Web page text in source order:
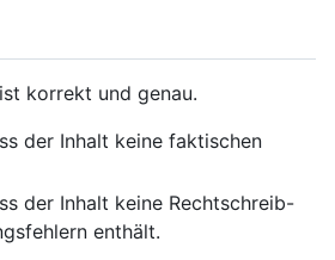
korrekt und genau.
der Inhalt keine faktischen
der Inhalt keine Rechtschreib-
enthält.